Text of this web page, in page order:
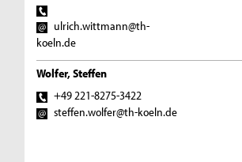
ulrich.wittmann@th-
koeln.de
Wolfer, Steffen
+49 221-8275-3422
steffen.wolfer@th-koeln.de